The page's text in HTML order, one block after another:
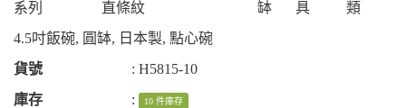
系列
直條紋
缽
具
類
4.5吋飯碗, 圓缽, 日本製, 點心碗
貨號
: H5815-10
庫存
: 10 件庫存